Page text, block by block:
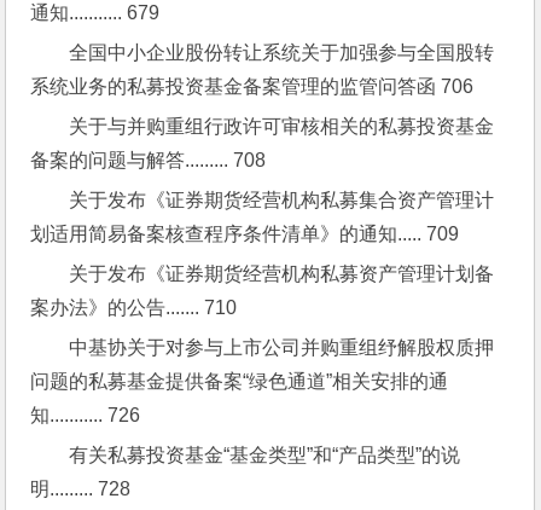
通知........... 679
全国中小企业股份转让系统关于加强参与全国股转
系统业务的私募投资基金备案管理的监管问答函 706
关于与并购重组行政许可审核相关的私募投资基金
备案的问题与解答......... 708
关于发布《证券期货经营机构私募集合资产管理计
划适用简易备案核查程序条件清单》的通知..... 709
关于发布《证券期货经营机构私募资产管理计划备
案办法》的公告....... 710
中基协关于对参与上市公司并购重组纾解股权质押
问题的私募基金提供备案“绿色通道”相关安排的通
知........... 726
有关私募投资基金“基金类型”和“产品类型”的说
明......... 728